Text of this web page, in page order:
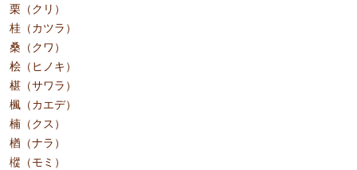
栗（クリ）
桂（カツラ）
桑（クワ）
桧（ヒノキ）
椹（サワラ）
楓（カエデ）
楠（クス）
楢（ナラ）
樅（モミ）